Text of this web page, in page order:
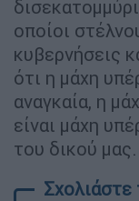
οποίοι
κυβερνήσεις
ότι η μάχη
αναγκαία, η
είναι μάχη
του δικού μας.